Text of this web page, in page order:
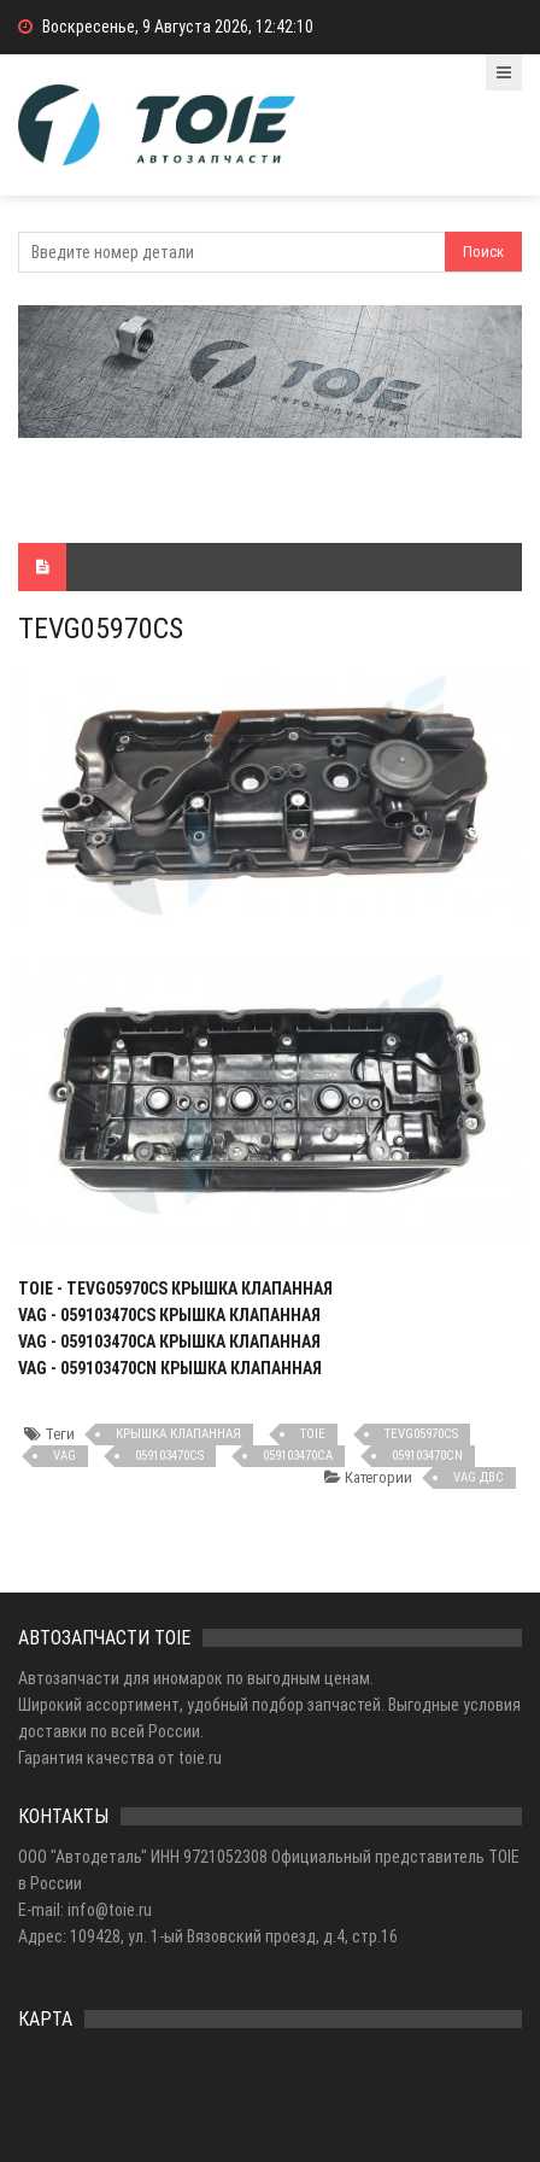
Воскресенье, 9 Августа 2026, 12:42:10
TEVG05970CS
TOIE - TEVG05970CS КРЫШКА КЛАПАННАЯ
VAG - 059103470CS КРЫШКА КЛАПАННАЯ
VAG - 059103470CA КРЫШКА КЛАПАННАЯ
VAG - 059103470CN КРЫШКА КЛАПАННАЯ
Теги КРЫШКА КЛАПАННАЯ TOIE
TEVG05970CS
VAG
059103470CS 059103470CA 059103470CN
Категории VAG ДВС
АВТОЗАПЧАСТИ TOIE
Автозапчасти для иномарок по выгодным ценам.
Широкий ассортимент, удобный подбор запчастей. Выгодные условия
доставки по всей России.
Гарантия качества от toie.ru
КОНТАКТЫ
ООО "Автодеталь" ИНН 9721052308 Официальный представитель TOIE
в России
E-mail: info@toie.ru
Адрес: 109428, ул. 1-ый Вязовский проезд, д.4, стр.16
КАРТА